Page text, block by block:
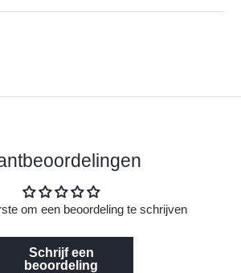
om een beoordeling te schrijven
Schrijf een
beoordeling